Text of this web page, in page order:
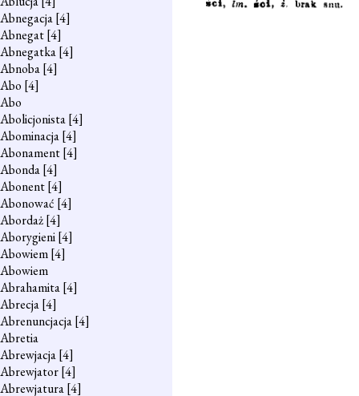
Abnegacja[4]
Abnegat[4]
Abnegatka[4]
Abnoba[4]
Abo [4]
Abo
Abolicjonista[4]
Abominacja[4]
Abonament[4]
Abonda[4]
Abonent[4]
Abonować [4]
Abordaż[4]
Aborygieni[4]
Abowiem[4]
Abowiem
Abrahamita[4]
Abrecja[4]
Abrenuncjacja[4]
Abretia
Abrewjacja[4]
Abrewjator[4]
Abrewjatura[4]